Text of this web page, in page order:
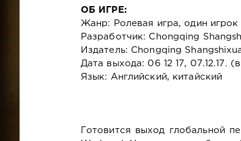
ОБ ИГРЕ:
Жанр: Ролевая игра, один игрок
Разработчик: Chongqing
Издатель: Chongqing
Дата выхода: 06 12 17, 07.12.17.
Язык: Английский, китайский
Готовится выход глобальной